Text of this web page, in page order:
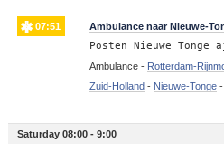
07:51 Ambulance naar Nieuwe-
Posten Nieuwe Tonge
Ambulance - Rotterdam-
Zuid-Holland- Nieuwe-Tonge-
Saturday 08:00 - 9:00